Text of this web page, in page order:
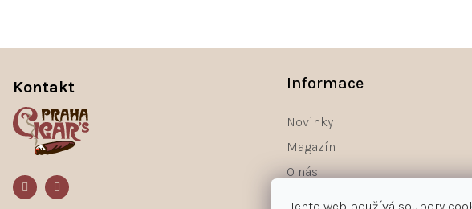
Informace
Novinky
Magazín
O nás
Kontakt